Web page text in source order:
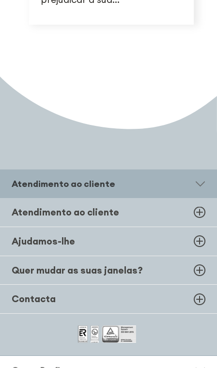
Atendimento ao cliente
Atendimento ao cliente
Ajudamos-lhe
Quer mudar as suas janelas?
Contacta